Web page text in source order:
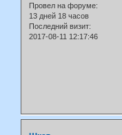
Провел на форуме:
13 дней 18 часов
Последний визит:
2017-08-11 12:17:46